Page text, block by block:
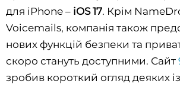
для iPhone – iOS 17. Крім
Voicemails, компанія також
нових функцій безпеки та
скоро стануть доступними. Сайт
зробив короткий огляд деяких